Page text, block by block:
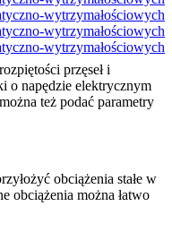
przęseł i
o napędzie elektrycznym
też podać parametry
obciążenia stałe w
obciążenia można łatwo